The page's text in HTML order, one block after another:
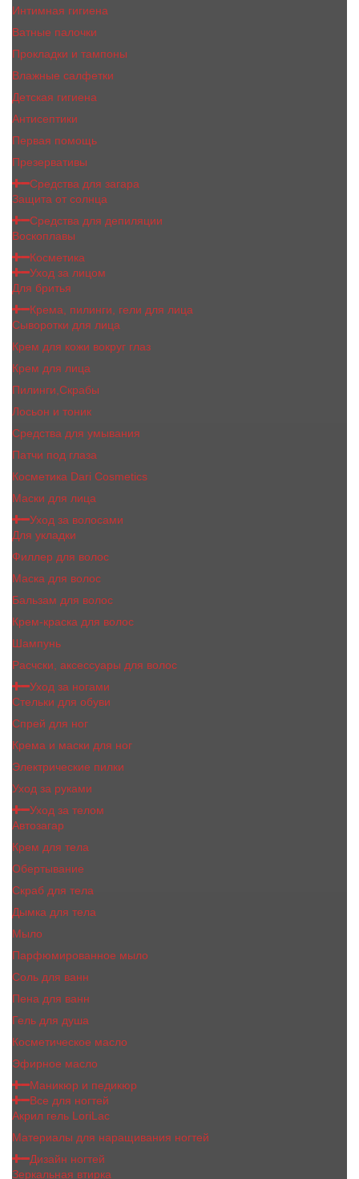
Интимная гигиена
Ватные палочки
Прокладки и тампоны
Влажные салфетки
Детская гигиена
Антисептики
Первая помощь
Презервативы
Средства для загара
Защита от солнца
Средства для депиляции
Воскоплавы
Косметика
Уход за лицом
Для бритья
Крема, пилинги, гели для лица
Сыворотки для лица
Крем для кожи вокруг глаз
Крем для лица
Пилинги,Скрабы
Лосьон и тоник
Средства для умывания
Патчи под глаза
Косметика Dari Cosmetics
Маски для лица
Уход за волосами
Для укладки
Филлер для волос
Маска для волос
Бальзам для волос
Крем-краска для волос
Шампунь
Расчски, аксессуары для волос
Уход за ногами
Стельки для обуви
Спрей для ног
Крема и маски для ног
Электрические пилки
Уход за руками
Уход за телом
Автозагар
Крем для тела
Обертывание
Скраб для тела
Дымка для тела
Мыло
Парфюмированное мыло
Соль для ванн
Пена для ванн
Гель для душа
Косметическое масло
Эфирное масло
Маникюр и педикюр
Все для ногтей
Акрил гель LoriLac
Материалы для наращивания ногтей
Дизайн ногтей
Зеркальная втирка